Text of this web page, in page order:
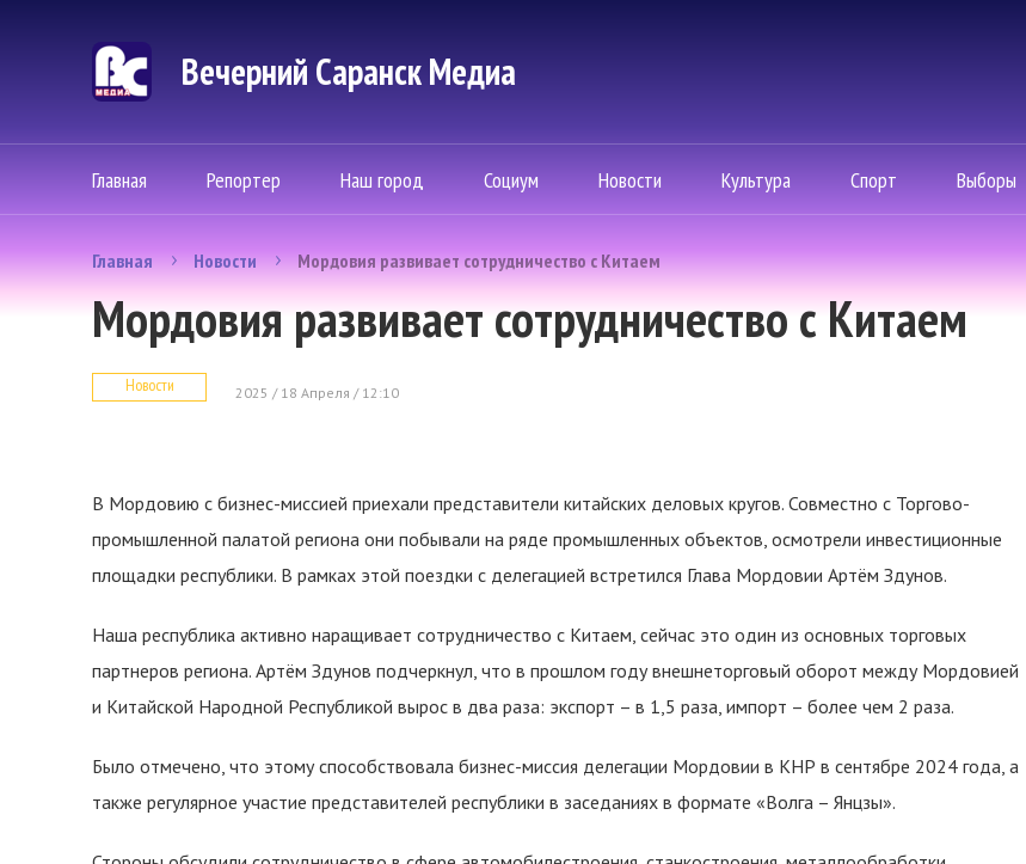
Вечерний Саранск Mедиа
Главная Репортер Наш город Социум Новости Культура Спорт Выборы
Главная Новости Мордовия развивает сотрудничество с Китаем
Мордовия развивает сотрудничество с Китаем
Новости 2025 / 18 Апреля / 12:10
В Мордовию с бизнес-миссией приехали представители китайских деловых кругов. Совместно с Торгово-
промышленной палатой региона они побывали на ряде промышленных объектов, осмотрели инвестиционные
площадки республики. В рамках этой поездки с делегацией встретился Глава Мордовии Артём Здунов.
Наша республика активно наращивает сотрудничество с Китаем, сейчас это один из основных торговых
партнеров региона. Артём Здунов подчеркнул, что в прошлом году внешнеторговый оборот между Мордовией
и Китайской Народной Республикой вырос в два раза: экспорт – в 1,5 раза, импорт – более чем 2 раза.
Было отмечено, что этому способствовала бизнес-миссия делегации Мордовии в КНР в сентябре 2024 года, а
также регулярное участие представителей республики в заседаниях в формате «Волга – Янцзы».